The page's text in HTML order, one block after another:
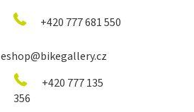
+420 777 681 550
eshop@bikegallery.cz
+420 777 135
356